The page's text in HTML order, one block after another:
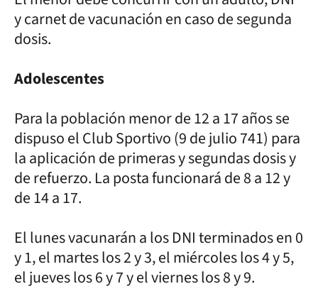
y carnet de vacunación en caso de segunda
dosis.
Adolescentes
Para la población menor de 12 a 17 años se
dispuso el Club Sportivo (9 de julio 741) para
la aplicación de primeras y segundas dosis y
de refuerzo. La posta funcionará de 8 a 12 y
de 14 a 17.
El lunes vacunarán a los DNI terminados en 0
y 1, el martes los 2 y 3, el miércoles los 4 y 5,
el jueves los 6 y 7 y el viernes los 8 y 9.